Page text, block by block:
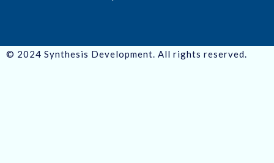
© 2024 Synthesis Development. All rights reserved.